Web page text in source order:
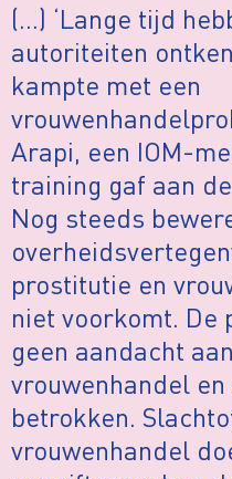
(…) ‘Lange tijd
autoriteiten
kampte met een
Arapi, een IOM-
training gaf aan
Nog steeds
prostitutie en
niet voorkomt. De
geen aandacht
vrouwenhandel
betrokken.
vrouwenhandel